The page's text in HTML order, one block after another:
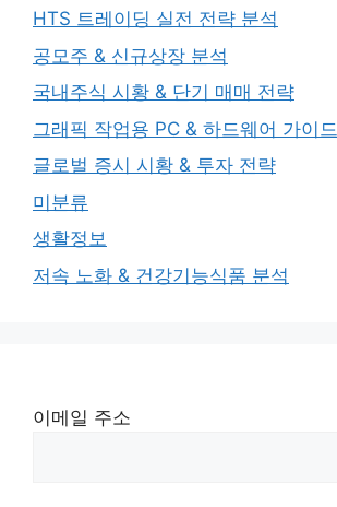
HTS 트레이딩 실전 전략 분석
공모주 & 신규상장 분석
국내주식 시황 & 단기 매매 전략
그래픽 작업용 PC & 하드웨어 가이드
글로벌 증시 시황 & 투자 전략
미분류
생활정보
저속 노화 & 건강기능식품 분석
이메일 주소